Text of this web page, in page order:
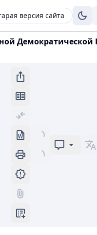
версия сайта
Демократической